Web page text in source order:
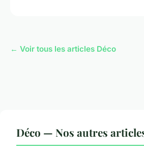
← Voir tous les articles Déco
Déco — Nos autres